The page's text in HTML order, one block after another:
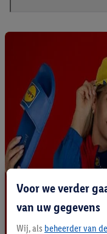
Voor we verder
van uw gegevens
Wij, als beheerder van